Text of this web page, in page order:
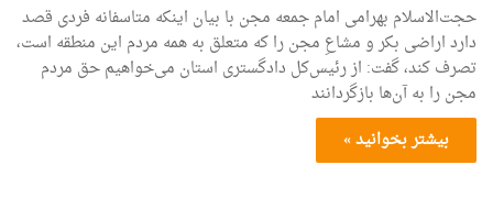
حجت‌الاسلام بهرامی امام جمعه مجن با بیان اینکه متاسفانه فردی قصد
دارد اراضی بکر و مشاعِ مجن را که متعلق به همه مردم این منطقه است،
تصرف کند، گفت: از رئیس‌کل دادگستری استان می‌خواهیم حق مردم
مجن را به آن‌ها بازگردانند
بیشتر بخوانید »